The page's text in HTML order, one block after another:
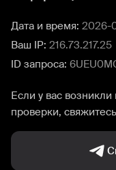
Дата и время: 2026-
Ваш IP: 216.73.217.25
ID запроса:
Если у вас
проверки,